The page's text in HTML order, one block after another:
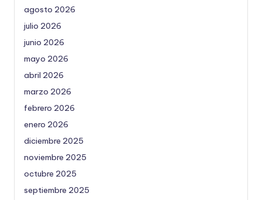
agosto 2026
julio 2026
junio 2026
mayo 2026
abril 2026
marzo 2026
febrero 2026
enero 2026
diciembre 2025
noviembre 2025
octubre 2025
septiembre 2025